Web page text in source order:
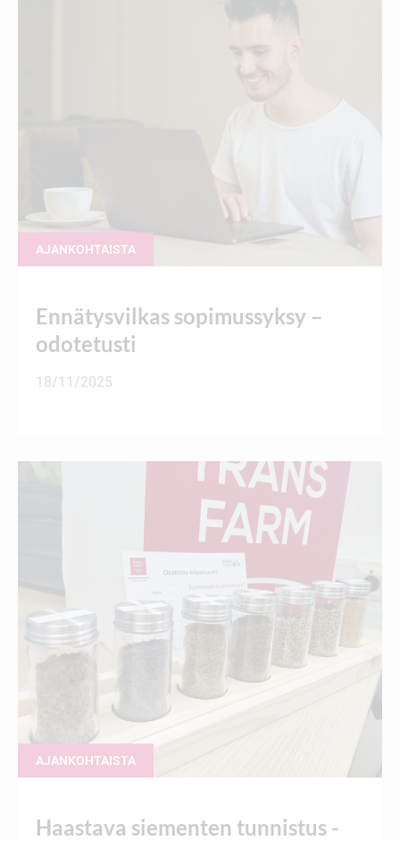
AJANKOHTAISTA
Ennätysvilkas sopimussyksy –
odotetusti
18/11/2025
AJANKOHTAISTA
Haastava siementen tunnistus -